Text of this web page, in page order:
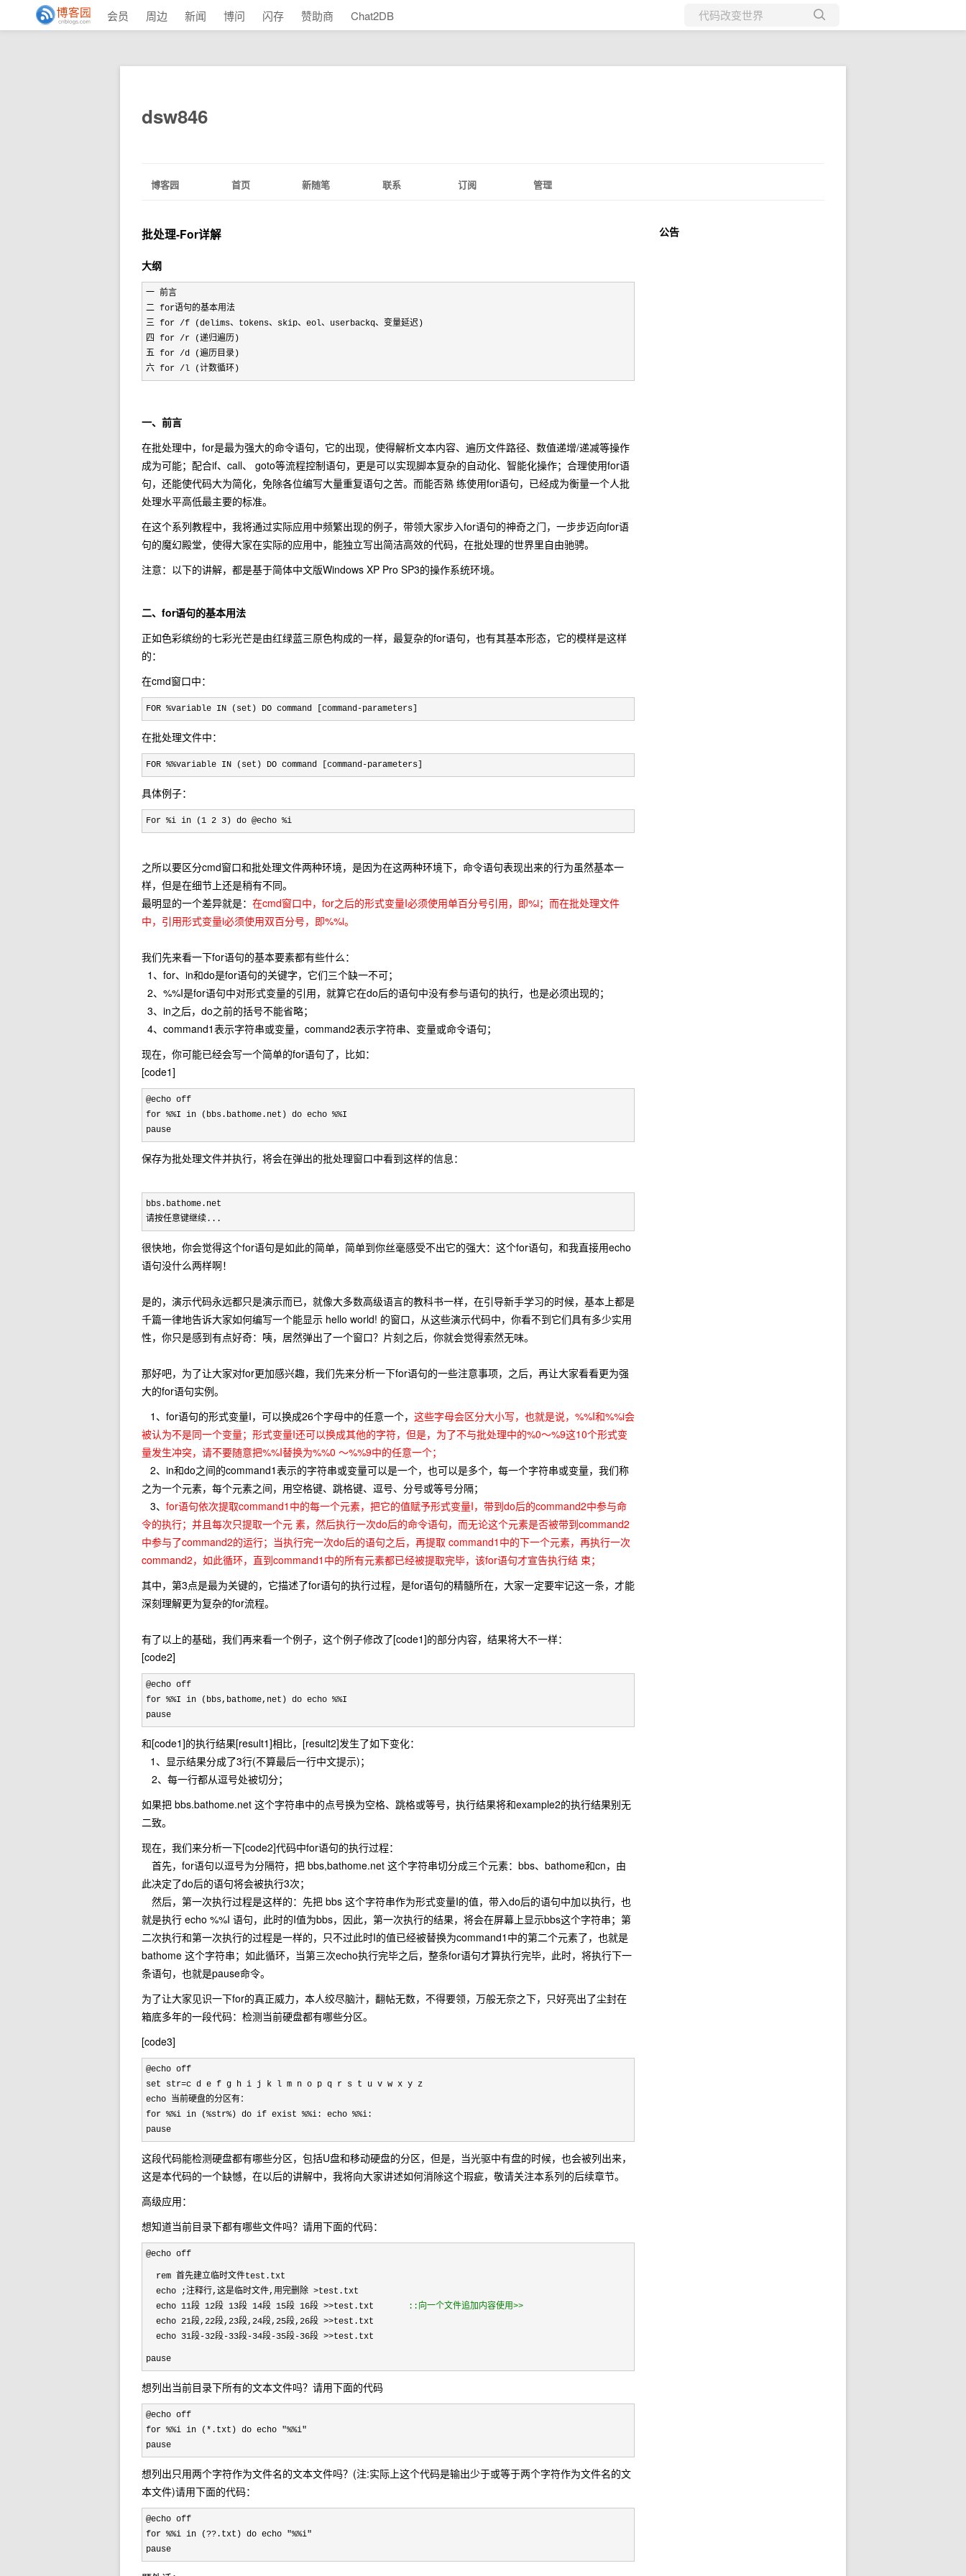
会员 周边 新闻 博问 闪存 赞助商 Chat2DB
当前博客
dsw846
博客园 首页 新随笔 联系 订阅 管理
批处理-For详解
大纲
一 前言
二 for语句的基本用法
三 for /f (delims、tokens、skip、eol、userbackq、变量延迟)
四 for /r (递归遍历)
五 for /d (遍历目录)
六 for /l (计数循环)
一、前言
在批处理中，for是最为强大的命令语句，它的出现，使得解析文本内容、遍历文件路径、数值递增/递减等操作
成为可能；配合if、call、 goto等流程控制语句，更是可以实现脚本复杂的自动化、智能化操作；合理使用for语
句，还能使代码大为简化，免除各位编写大量重复语句之苦。而能否熟 练使用for语句，已经成为衡量一个人批
处理水平高低最主要的标准。
在这个系列教程中，我将通过实际应用中频繁出现的例子，带领大家步入for语句的神奇之门，一步步迈向for语
句的魔幻殿堂，使得大家在实际的应用中，能独立写出简洁高效的代码，在批处理的世界里自由驰骋。
注意：以下的讲解，都是基于简体中文版Windows XP Pro SP3的操作系统环境。
二、for语句的基本用法
正如色彩缤纷的七彩光芒是由红绿蓝三原色构成的一样，最复杂的for语句，也有其基本形态，它的模样是这样
的：
在cmd窗口中：
FOR %variable IN (set) DO command [command-parameters]
在批处理文件中：
FOR %%variable IN (set) DO command [command-parameters]
具体例子：
For %i in (1 2 3) do @echo %i
之所以要区分cmd窗口和批处理文件两种环境，是因为在这两种环境下，命令语句表现出来的行为虽然基本一
样，但是在细节上还是稍有不同。
最明显的一个差异就是： 在cmd窗口中，for之后的形式变量I必须使用单百分号引用，即%i；而在批处理文件
中，引用形式变量i必须使用双百分号，即%%i。
我们先来看一下for语句的基本要素都有些什么：
1、for、in和do是for语句的关键字，它们三个缺一不可；
2、%%I是for语句中对形式变量的引用，就算它在do后的语句中没有参与语句的执行，也是必须出现的；
3、in之后，do之前的括号不能省略；
4、command1表示字符串或变量，command2表示字符串、变量或命令语句；
现在，你可能已经会写一个简单的for语句了，比如：
[code1]
@echo off
for %%I in (bbs.bathome.net) do echo %%I
pause
保存为批处理文件并执行，将会在弹出的批处理窗口中看到这样的信息：
bbs.bathome.net
请按任意键继续...
很快地，你会觉得这个for语句是如此的简单，简单到你丝毫感受不出它的强大：这个for语句，和我直接用echo
语句没什么两样啊！
是的，演示代码永远都只是演示而已，就像大多数高级语言的教科书一样，在引导新手学习的时候，基本上都是
千篇一律地告诉大家如何编写一个能显示 hello world! 的窗口，从这些演示代码中，你看不到它们具有多少实用
性，你只是感到有点好奇：咦，居然弹出了一个窗口？片刻之后，你就会觉得索然无味。
那好吧，为了让大家对for更加感兴趣，我们先来分析一下for语句的一些注意事项，之后，再让大家看看更为强
大的for语句实例。
1、for语句的形式变量I，可以换成26个字母中的任意一个， 这些字母会区分大小写，也就是说，%%I和%%i会
被认为不是同一个变量；形式变量I还可以换成其他的字符，但是，为了不与批处理中的%0～%9这10个形式变
量发生冲突，请不要随意把%%I替换为%%0 ～%%9中的任意一个；
2、in和do之间的command1表示的字符串或变量可以是一个，也可以是多个，每一个字符串或变量，我们称
之为一个元素，每个元素之间，用空格键、跳格键、逗号、分号或等号分隔；
3、 for语句依次提取command1中的每一个元素，把它的值赋予形式变量I，带到do后的command2中参与命
令的执行；并且每次只提取一个元 素，然后执行一次do后的命令语句，而无论这个元素是否被带到command2
中参与了command2的运行；当执行完一次do后的语句之后，再提取 command1中的下一个元素，再执行一次
command2，如此循环，直到command1中的所有元素都已经被提取完毕，该for语句才宣告执行结 束；
其中，第3点是最为关键的，它描述了for语句的执行过程，是for语句的精髓所在，大家一定要牢记这一条，才能
深刻理解更为复杂的for流程。
有了以上的基础，我们再来看一个例子，这个例子修改了[code1]的部分内容，结果将大不一样：
[code2]
@echo off
for %%I in (bbs,bathome,net) do echo %%I
pause
和[code1]的执行结果[result1]相比，[result2]发生了如下变化：
1、显示结果分成了3行(不算最后一行中文提示)；
2、每一行都从逗号处被切分；
如果把 bbs.bathome.net 这个字符串中的点号换为空格、跳格或等号，执行结果将和example2的执行结果别无
二致。
现在，我们来分析一下[code2]代码中for语句的执行过程：
首先，for语句以逗号为分隔符，把 bbs,bathome.net 这个字符串切分成三个元素：bbs、bathome和cn，由
此决定了do后的语句将会被执行3次；
然后，第一次执行过程是这样的：先把 bbs 这个字符串作为形式变量I的值，带入do后的语句中加以执行，也
就是执行 echo %%I 语句，此时的I值为bbs，因此，第一次执行的结果，将会在屏幕上显示bbs这个字符串；第
二次执行和第一次执行的过程是一样的，只不过此时I的值已经被替换为command1中的第二个元素了，也就是
bathome 这个字符串；如此循环，当第三次echo执行完毕之后，整条for语句才算执行完毕，此时，将执行下一
条语句，也就是pause命令。
为了让大家见识一下for的真正威力，本人绞尽脑汁，翻帖无数，不得要领，万般无奈之下，只好亮出了尘封在
箱底多年的一段代码：检测当前硬盘都有哪些分区。
[code3]
@echo off
set str=c d e f g h i j k l m n o p q r s t u v w x y z
echo 当前硬盘的分区有：
for %%i in (%str%) do if exist %%i: echo %%i:
pause
这段代码能检测硬盘都有哪些分区，包括U盘和移动硬盘的分区，但是，当光驱中有盘的时候，也会被列出来，
这是本代码的一个缺憾，在以后的讲解中，我将向大家讲述如何消除这个瑕疵，敬请关注本系列的后续章节。
高级应用：
想知道当前目录下都有哪些文件吗？请用下面的代码：
@echo off
rem 首先建立临时文件test.txt
echo ;注释行,这是临时文件,用完删除 >test.txt
echo 11段 12段 13段 14段 15段 16段 >>test.txt
::向一个文件追加内容使用>>
echo 21段,22段,23段,24段,25段,26段 >>test.txt
echo 31段-32段-33段-34段-35段-36段 >>test.txt
pause
想列出当前目录下所有的文本文件吗？请用下面的代码
@echo off
for %%i in (*.txt) do echo "%%i"
pause
想列出只用两个字符作为文件名的文本文件吗？(注:实际上这个代码是输出少于或等于两个字符作为文件名的文
本文件)请用下面的代码：
@echo off
for %%i in (??.txt) do echo "%%i"
pause
公告